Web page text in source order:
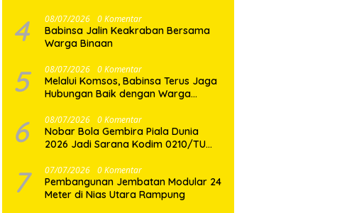
4 08/07/2026 0 Komentar
Babinsa Jalin Keakraban Bersama
Warga Binaan
5 08/07/2026 0 Komentar
Melalui Komsos, Babinsa Terus Jaga
Hubungan Baik dengan Warga
6 08/07/2026 0 Komentar
Nobar Bola Gembira Piala Dunia
2026 Jadi Sarana Kodim 0210/TU
Kebersamaan dengan Warga
7 07/07/2026 0 Komentar
Pembangunan Jembatan Modular 24
Meter di Nias Utara Rampung